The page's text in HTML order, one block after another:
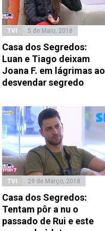
TVI 5 de Maio, 2018
Casa dos Segredos:
Luan e Tiago deixam
Joana F. em lágrimas ao
desvendar segredo
TVI 29 de Março, 2018
Casa dos Segredos:
Tentam pôr a nu o
passado de Rui e este